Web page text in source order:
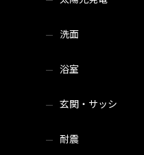
洗面
浴室
玄関・サッシ
耐震